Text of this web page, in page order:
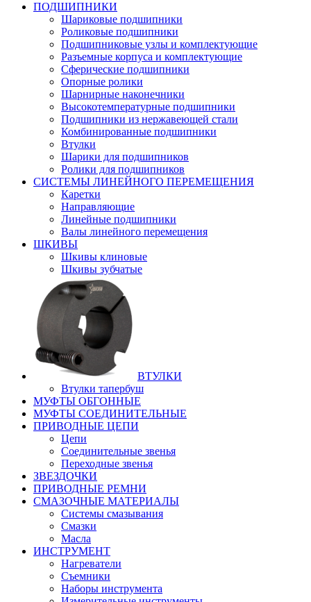
ПОДШИПНИКИ
Шариковые подшипники
Роликовые подшипники
Подшипниковые узлы и комплектующие
Разъемные корпуса и комплектующие
Сферические подшипники
Опорные ролики
Шарнирные наконечники
Высокотемпературные подшипники
Подшипники из нержавеющей стали
Комбинированные подшипники
Втулки
Шарики для подшипников
Ролики для подшипников
СИСТЕМЫ ЛИНЕЙНОГО ПЕРЕМЕЩЕНИЯ
Каретки
Направляющие
Линейные подшипники
Валы линейного перемещения
ШКИВЫ
Шкивы клиновые
Шкивы зубчатые
ВТУЛКИ
Втулки тапербуш
МУФТЫ ОБГОННЫЕ
МУФТЫ СОЕДИНИТЕЛЬНЫЕ
ПРИВОДНЫЕ ЦЕПИ
Цепи
Соединительные звенья
Переходные звенья
ЗВЕЗДОЧКИ
ПРИВОДНЫЕ РЕМНИ
СМАЗОЧНЫЕ МАТЕРИАЛЫ
Системы смазывания
Смазки
Масла
ИНСТРУМЕНТ
Нагреватели
Съемники
Наборы инструмента